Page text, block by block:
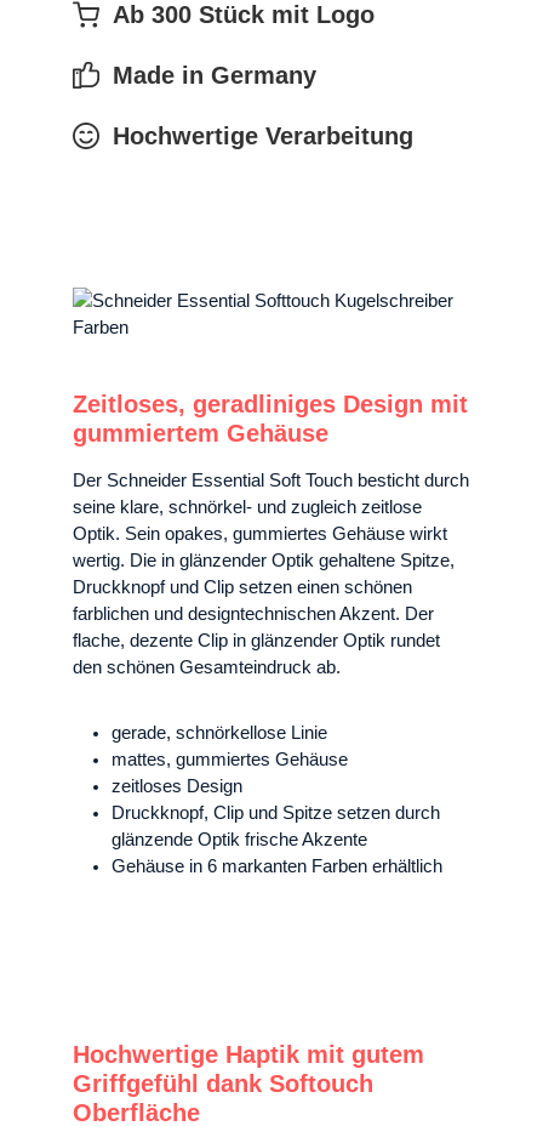
Ab 300 Stück mit Logo
Made in Germany
Hochwertige Verarbeitung
Zeitloses, geradliniges Design mit
gummiertem Gehäuse
Der Schneider Essential Soft Touch besticht durch
seine klare, schnörkel- und zugleich zeitlose
Optik. Sein opakes, gummiertes Gehäuse wirkt
wertig. Die in glänzender Optik gehaltene Spitze,
Druckknopf und Clip setzen einen schönen
farblichen und designtechnischen Akzent. Der
flache, dezente Clip in glänzender Optik rundet
den schönen Gesamteindruck ab.
gerade, schnörkellose Linie
mattes, gummiertes Gehäuse
zeitloses Design
Druckknopf, Clip und Spitze setzen durch
glänzende Optik frische Akzente
Gehäuse in 6 markanten Farben erhältlich
Hochwertige Haptik mit gutem
Griffgefühl dank Softouch
Oberfläche